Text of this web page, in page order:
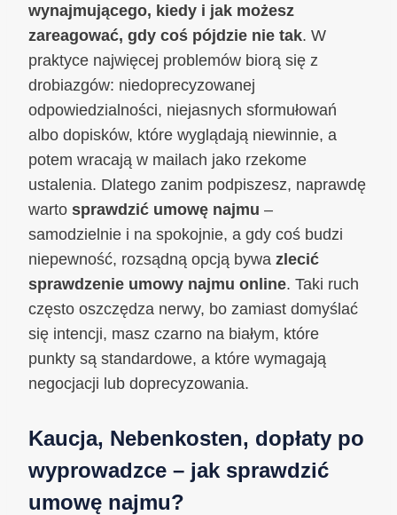
wynajmującego, kiedy i jak możesz
zareagować, gdy coś pójdzie nie tak. W
praktyce najwięcej problemów biorą się z
drobiazgów: niedoprecyzowanej
odpowiedzialności, niejasnych sformułowań
albo dopisków, które wyglądają niewinnie, a
potem wracają w mailach jako rzekome
ustalenia. Dlatego zanim podpiszesz, naprawdę
warto sprawdzić umowę najmu –
samodzielnie i na spokojnie, a gdy coś budzi
niepewność, rozsądną opcją bywa zlecić
sprawdzenie umowy najmu online. Taki ruch
często oszczędza nerwy, bo zamiast domyślać
się intencji, masz czarno na białym, które
punkty są standardowe, a które wymagają
negocjacji lub doprecyzowania.
Kaucja, Nebenkosten, dopłaty po
wyprowadzce – jak sprawdzić
umowę najmu?